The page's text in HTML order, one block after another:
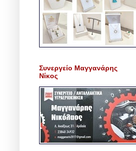
Συνεργείο Μαγγανάρης
Νίκος